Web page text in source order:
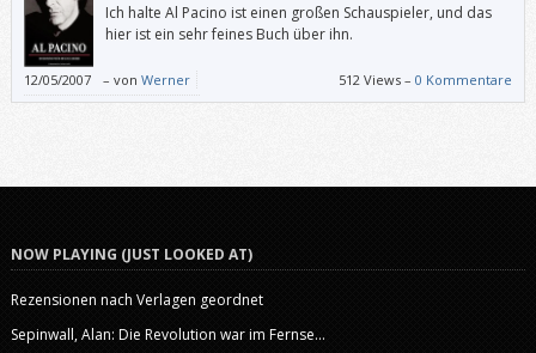
Ich halte Al Pacino ist einen großen Schauspieler, und das
hier ist ein sehr feines Buch über ihn.
12/05/2007 – von Werner 512 Views –0 Kommentare
NOW PLAYING (JUST LOOKED AT)
Rezensionen nach Verlagen geordnet
Sepinwall, Alan: Die Revolution war im Fernse...